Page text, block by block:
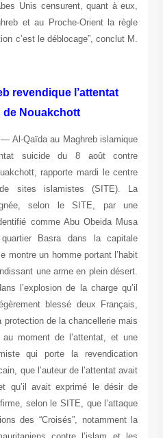
Unis censurent, quant à eux,
et au Proche-Orient la règle
c’est le déblocage”, conclut M.
revendique l’attentat
de Nouakchott
Al-Qaïda au Maghreb islamique
suicide du 8 août contre
rapporte mardi le centre
sites islamistes (SITE). La
selon le SITE, par une
comme Abu Obeida Musa
Basra dans la capitale
montre un homme portant l’habit
une arme en plein désert.
l’explosion de la charge qu’il
blessé deux Français,
de la chancellerie mais
moment de l’attentat, et une
qui porte la revendication
que l’auteur de l’attentat avait
qu’il avait exprimé le désir de
selon le SITE, que l’attaque
des “Croisés”, notamment la